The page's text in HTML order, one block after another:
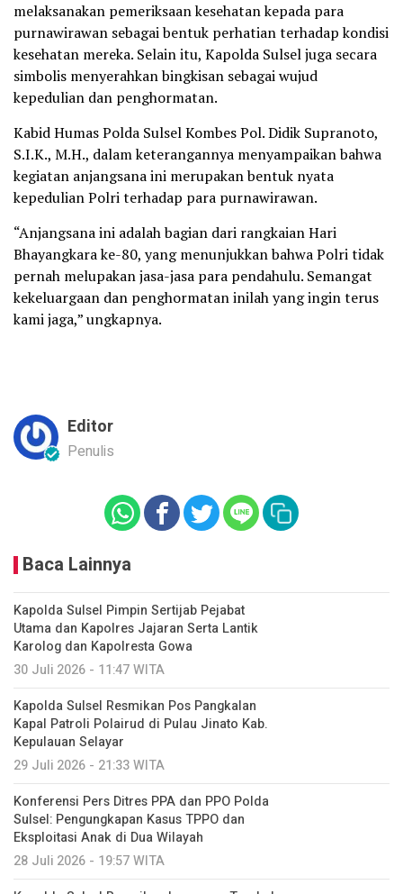
melaksanakan pemeriksaan kesehatan kepada para
purnawirawan sebagai bentuk perhatian terhadap kondisi
kesehatan mereka. Selain itu, Kapolda Sulsel juga secara
simbolis menyerahkan bingkisan sebagai wujud
kepedulian dan penghormatan.
Kabid Humas Polda Sulsel Kombes Pol. Didik Supranoto,
S.I.K., M.H., dalam keterangannya menyampaikan bahwa
kegiatan anjangsana ini merupakan bentuk nyata
kepedulian Polri terhadap para purnawirawan.
“Anjangsana ini adalah bagian dari rangkaian Hari
Bhayangkara ke-80, yang menunjukkan bahwa Polri tidak
pernah melupakan jasa-jasa para pendahulu. Semangat
kekeluargaan dan penghormatan inilah yang ingin terus
kami jaga,” ungkapnya.
Editor
Penulis
Baca Lainnya
Kapolda Sulsel Pimpin Sertijab Pejabat
Utama dan Kapolres Jajaran Serta Lantik
Karolog dan Kapolresta Gowa
30 Juli 2026 - 11:47 WITA
Kapolda Sulsel Resmikan Pos Pangkalan
Kapal Patroli Polairud di Pulau Jinato Kab.
Kepulauan Selayar
29 Juli 2026 - 21:33 WITA
Konferensi Pers Ditres PPA dan PPO Polda
Sulsel: Pengungkapan Kasus TPPO dan
Eksploitasi Anak di Dua Wilayah
28 Juli 2026 - 19:57 WITA